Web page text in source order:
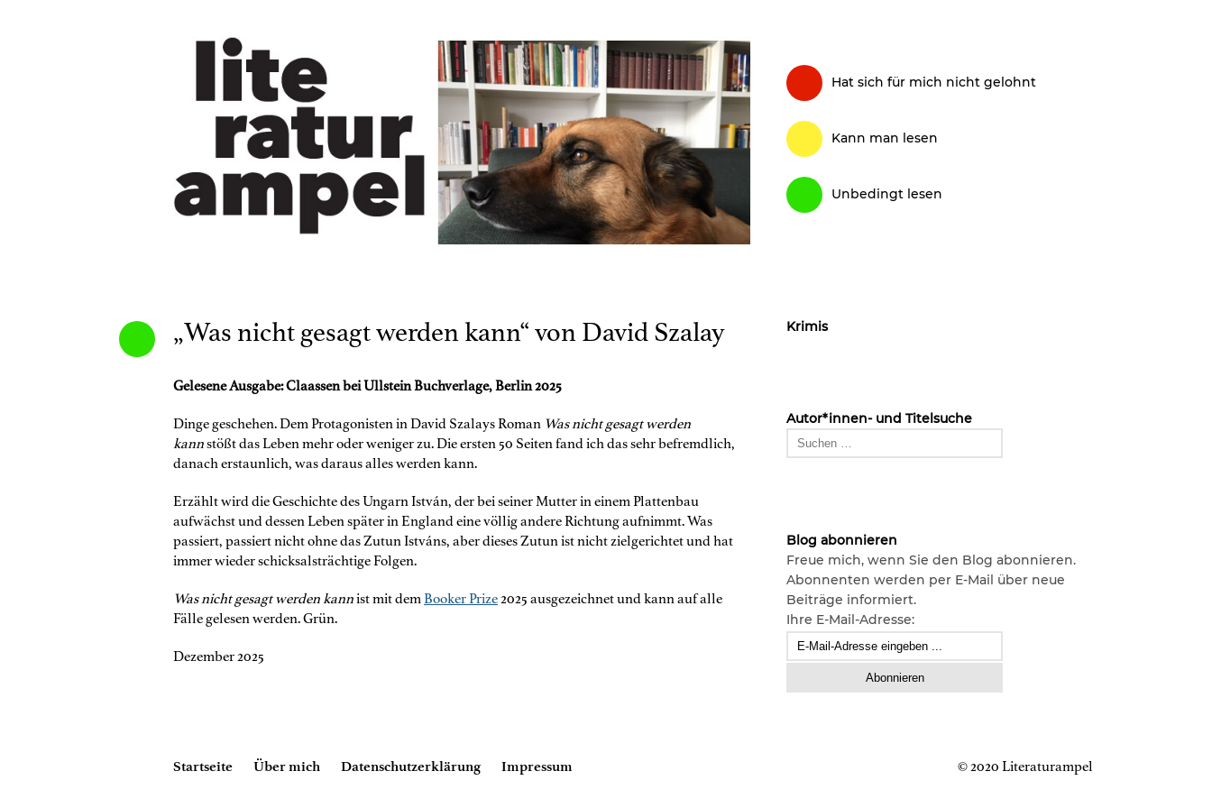
„Was nicht gesagt werden kann“ von David Szalay
Gelesene Ausgabe: Claassen bei Ullstein Buchverlage, Berlin 2025
Dinge geschehen. Dem Protagonisten in David Szalays Roman Was nicht gesagt werden
kannstößt das Leben mehr oder weniger zu. Die ersten 50 Seiten fand ich das sehr befremdlich,
danach erstaunlich, was daraus alles werden kann.
Erzählt wird die Geschichte des Ungarn István, der bei seiner Mutter in einem Plattenbau
aufwächst und dessen Leben später in England eine völlig andere Richtung aufnimmt. Was
passiert, passiert nicht ohne das Zutun Istváns, aber dieses Zutun ist nicht zielgerichtet und hat
immer wieder schicksalsträchtige Folgen.
Was nicht gesagt werden kannist mit demBooker Prize2025 ausgezeichnet und kann auf alle
Fälle gelesen werden. Grün.
Dezember 2025
Hat sich für mich nicht gelohnt
Kann man lesen
Unbedingt lesen
Krimis
Autor*innen- und Titelsuche
Blog abonnieren
Freue mich, wenn Sie den Blog abonnieren.
Abonnenten werden per E-Mail über neue
Beiträge informiert.
Ihre E-Mail-Adresse:
Startseite Über mich Datenschutzerklärung Impressum © 2020 Literaturampel